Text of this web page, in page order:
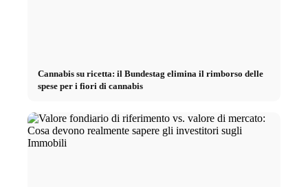
Cannabis su ricetta: il Bundestag elimina il rimborso delle
spese per i fiori di cannabis